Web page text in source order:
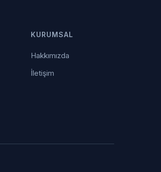
KURUMSAL
Hakkımızda
İletişim